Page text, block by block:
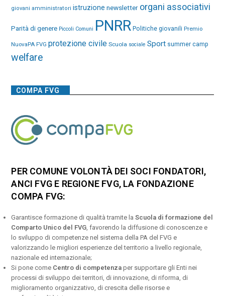
giovani amministratori istruzione newsletter organi associativi
Parità di genere Piccoli Comuni PNRR Politiche giovanili Premio
NuovaPA FVG protezione civile Scuola sociale Sport summer camp
welfare
COMPA FVG
PER COMUNE VOLONTÀ DEI SOCI FONDATORI,
ANCI FVG E REGIONE FVG, LA FONDAZIONE
COMPA FVG:
Garantisce formazione di qualità tramite laScuola di formazione del
Comparto Unico del FVG , favorendo la diffusione di conoscenze e
lo sviluppo di competenze nel sistema della PA del FVG e
valorizzando le migliori esperienze del territorio a livello regionale,
nazionale ed internazionale;
Si pone come Centro di competenza per supportare gli Enti nei
processi di sviluppo dei territori, di innovazione, di riforma, di
miglioramento organizzativo, di crescita delle risorse e